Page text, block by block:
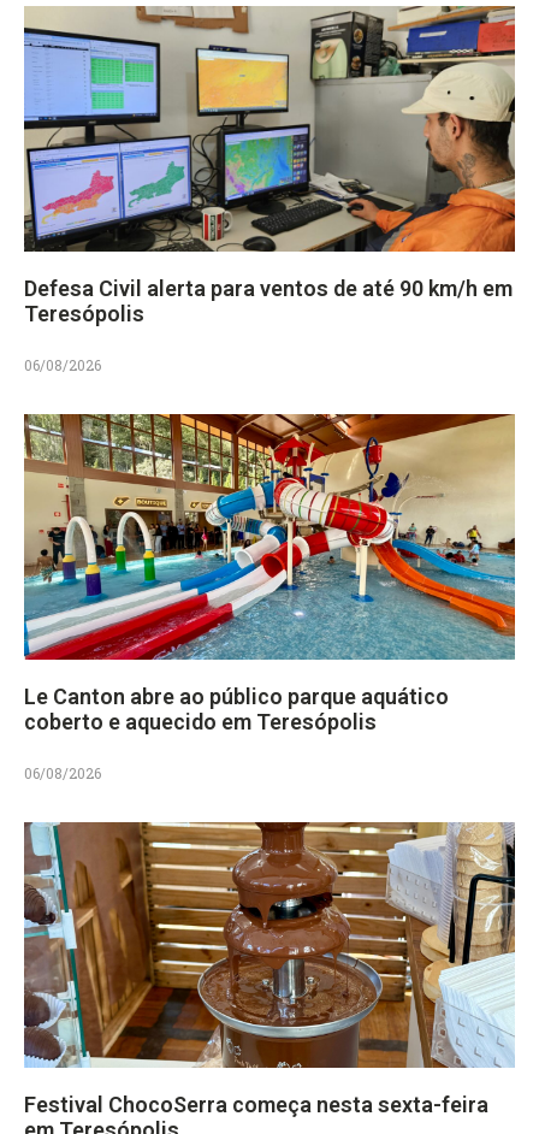
Defesa Civil alerta para ventos de até 90 km/h em
Teresópolis
06/08/2026
Le Canton abre ao público parque aquático
coberto e aquecido em Teresópolis
06/08/2026
Festival ChocoSerra começa nesta sexta-feira